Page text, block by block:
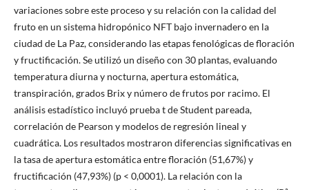
variaciones sobre este proceso y su relación con la calidad del
fruto en un sistema hidropónico NFT bajo invernadero en la
ciudad de La Paz, considerando las etapas fenológicas de floración
y fructificación. Se utilizó un diseño con 30 plantas, evaluando
temperatura diurna y nocturna, apertura estomática,
transpiración, grados Brix y número de frutos por racimo. El
análisis estadístico incluyó prueba t de Student pareada,
correlación de Pearson y modelos de regresión lineal y
cuadrática. Los resultados mostraron diferencias significativas en
la tasa de apertura estomática entre floración (51,67%) y
fructificación (47,93%) (p < 0,0001). La relación con la